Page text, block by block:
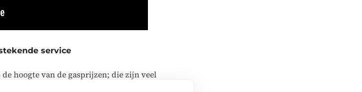
service
hoogte van de gasprijzen; die zijn veel